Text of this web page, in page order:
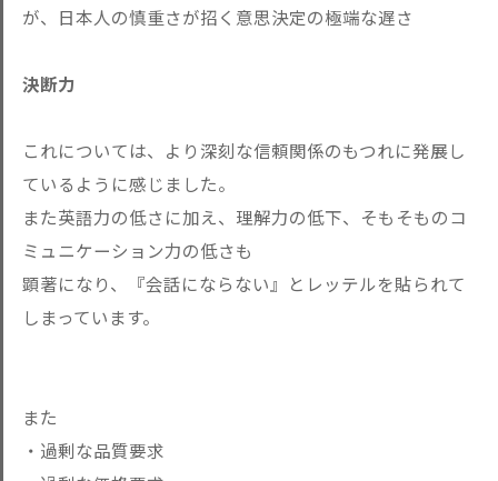
が、日本人の慎重さが招く意思決定の極端な遅さ
決断力
これについては、より深刻な信頼関係のもつれに発展し
ているように感じました。
また英語力の低さに加え、理解力の低下、そもそものコ
ミュニケーション力の低さも
顕著になり、『会話にならない』とレッテルを貼られて
しまっています。
また
・過剰な品質要求